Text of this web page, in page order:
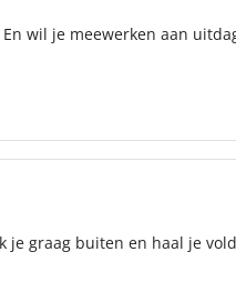
wil je meewerken aan
je graag buiten en haal je